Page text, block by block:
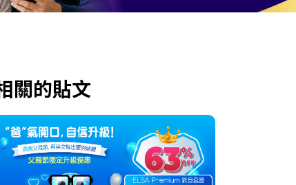
關的貼文